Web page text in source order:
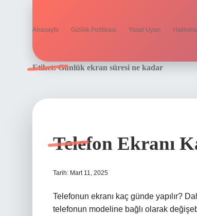
Anasayfa Gizlilik Politikası Yasal Uyarı
Etiket:Günlük ekran süresi ne kadar
Telefon Ekranı
Tarih: Mart 11, 2025
Telefonun ekranı kaç günde yapılır?
telefonun modeline bağlı olarak